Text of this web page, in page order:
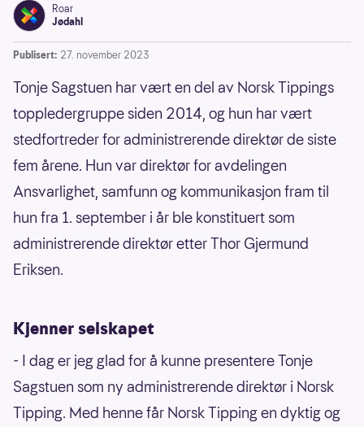
Roar
Jødahl
Publisert: 27. november 2023
Tonje Sagstuen har vært en del av Norsk Tippings
toppledergruppe siden 2014, og hun har vært
stedfortreder for administrerende direktør de siste
fem årene. Hun var direktør for avdelingen
Ansvarlighet, samfunn og kommunikasjon fram til
hun fra 1. september i år ble konstituert som
administrerende direktør etter Thor Gjermund
Eriksen.
Kjenner selskapet
- I dag er jeg glad for å kunne presentere Tonje
Sagstuen som ny administrerende direktør i Norsk
Tipping. Med henne får Norsk Tipping en dyktig og